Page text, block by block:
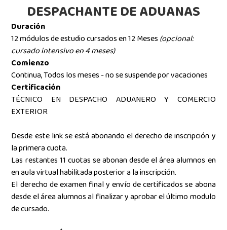
DESPACHANTE DE ADUANAS
Duración
12 módulos de estudio cursados en 12 Meses (opcional:
cursado intensivo en 4 meses)
Comienzo
Continua, Todos los meses - no se suspende por vacaciones
Certificación
TÉCNICO EN DESPACHO ADUANERO Y COMERCIO
EXTERIOR
Desde este link se está abonando el derecho de inscripción y
la primera cuota.
Las restantes 11 cuotas se abonan desde el área alumnos en
en aula virtual habilitada posterior a la inscripción.
El derecho de examen final y envío de certificados se abona
desde el área alumnos al finalizar y aprobar el último modulo
de cursado.